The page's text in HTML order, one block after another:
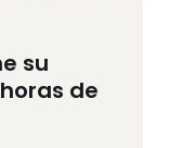
su
de